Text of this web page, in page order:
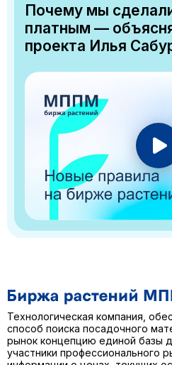
Почему мы
платным —
проекта Илья
Технологическая компания,
способ поиска посадочного
рынок концепцию единой базы
участники профессионального